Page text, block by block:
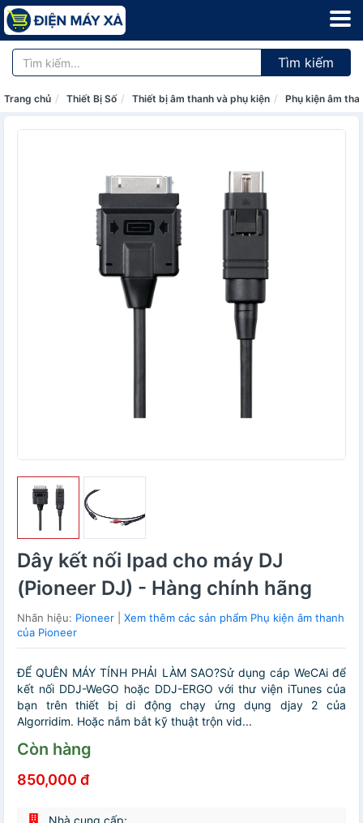
Tìm kiếm
Trang chủ Thiết Bị Số Thiết bị âm thanh và phụ kiện Phụ kiện âm
Dây kết nối Ipad cho máy DJ
(Pioneer DJ) - Hàng chính hãng
Nhãn hiệu: Pioneer
Xem thêm các sản phẩm Phụ kiện âm thanh
của Pioneer
ĐỂ QUÊN MÁY TÍNH PHẢI LÀM SAO?Sử dụng cáp WeCAi để
kết nối DDJ-WeGO hoặc DDJ-ERGO với thư viện iTunes của
bạn trên thiết bị di động chạy ứng dụng djay 2 của
Algorridim. Hoặc nắm bắt kỹ thuật trộn vid...
Còn hàng
850,000 đ